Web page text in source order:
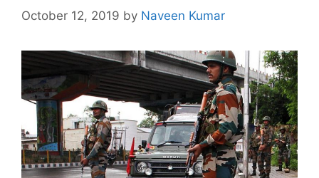
October 12, 2019 by Naveen Kumar